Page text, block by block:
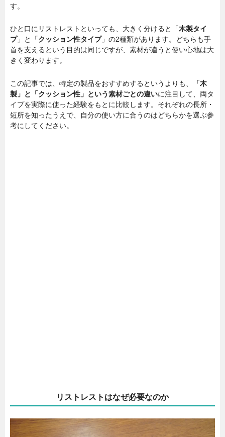
す。
ひと口にリストレストといっても、大きく分けると「木製タイ
プ」と「クッション性タイプ」の2種類があります。どちらも手
首を支えるという目的は同じですが、素材が違うと使い心地は大
きく変わります。
この記事では、特定の製品をおすすめするというよりも、
「木
製」と「クッション性」という素材ごとの違いに注目して、両タ
イプを実際に使った経験をもとに比較します。それぞれの長所・
短所を知ったうえで、自分の使い方に合うのはどちらかを選ぶ参
考にしてください。
リストレストはなぜ必要なのか